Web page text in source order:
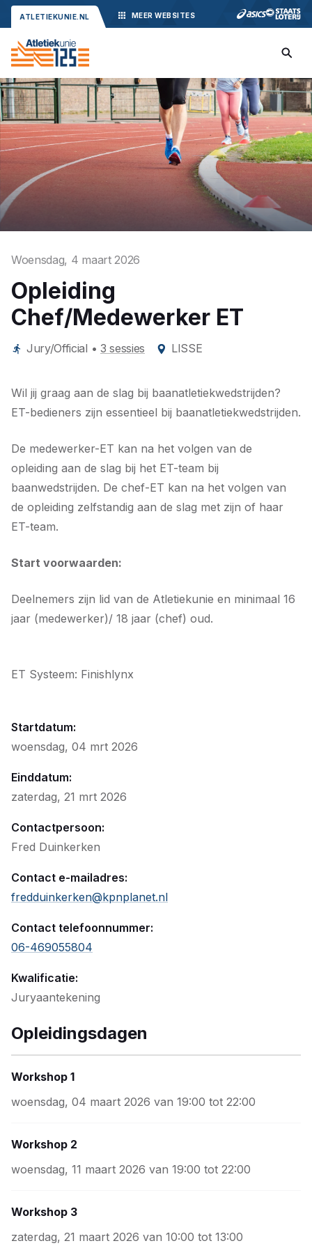
ATLETIEKUNIE.NL MEER WEBSITES
Woensdag, 4 maart 2026
Opleiding
Chef/Medewerker ET
Jury/Official • 3 sessies LISSE
Wil jij graag aan de slag bij baanatletiekwedstrijden?
ET-bedieners zijn essentieel bij baanatletiekwedstrijden.
De medewerker-ET kan na het volgen van de
opleiding aan de slag bij het ET-team bij
baanwedstrijden. De chef-ET kan na het volgen van
de opleiding zelfstandig aan de slag met zijn of haar
ET-team.
Start voorwaarden:
Deelnemers zijn lid van de Atletiekunie en minimaal 16
jaar (medewerker)/ 18 jaar (chef) oud.
ET Systeem: Finishlynx
Startdatum:
woensdag, 04 mrt 2026
Einddatum:
zaterdag, 21 mrt 2026
Contactpersoon:
Fred Duinkerken
Contact e-mailadres:
fredduinkerken@kpnplanet.nl
Contact telefoonnummer:
06-469055804
Kwalificatie:
Juryaantekening
Opleidingsdagen
Workshop 1
woensdag, 04 maart 2026 van 19:00 tot 22:00
Workshop 2
woensdag, 11 maart 2026 van 19:00 tot 22:00
Workshop 3
zaterdag, 21 maart 2026 van 10:00 tot 13:00